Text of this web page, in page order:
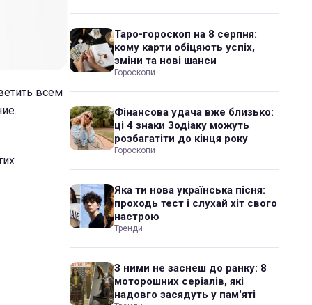
всем
Таро-гороскоп на 8 серпня:
кому карти обіцяють успіх,
зміни та нові шанси
Гороскопи
Фінансова удача вже близько:
ці 4 знаки Зодіаку можуть
розбагатіти до кінця року
Гороскопи
Яка ти нова українська пісня:
проходь тест і слухай хіт свого
настрою
Тренди
З ними не заснеш до ранку: 8
моторошних серіалів, які
надовго засядуть у пам'яті